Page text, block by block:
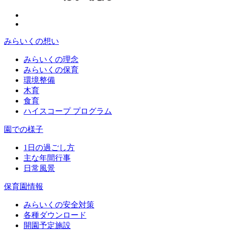
みらいくの想い
みらいくの理念
みらいくの保育
環境整備
木育
食育
ハイスコープ プログラム
園での様子
1日の過ごし方
主な年間行事
日常風景
保育園情報
みらいくの安全対策
各種ダウンロード
開園予定施設